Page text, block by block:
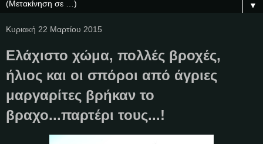
▼
Κυριακή 22 Μαρτίου 2015
Ελάχιστο χώμα, πολλές βροχές,
ήλιος και οι σπόροι από άγριες
μαργαρίτες βρήκαν το
βραχο...παρτέρι τους...!